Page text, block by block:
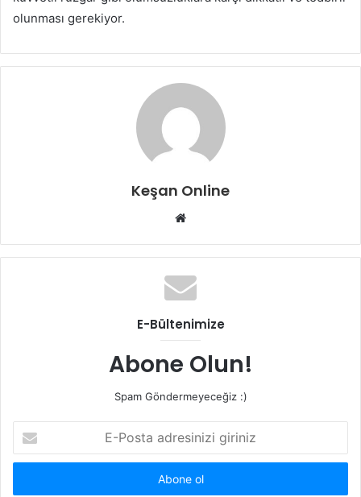
olunması gerekiyor.
Keşan Online
Web
E-Bültenimize
Abone Olun!
Spam Göndermeyeceğiz :)
Posta
adresinizi